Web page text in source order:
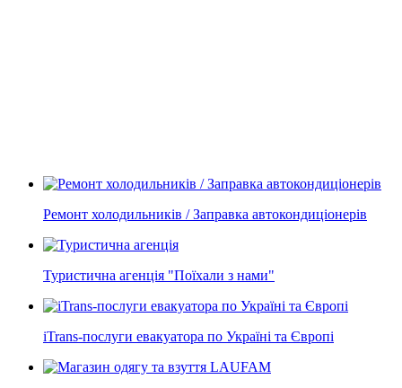
Ремонт холодильників / Заправка автокондиціонерів
Туристична агенція "Поїхали з нами"
iTrans-послуги евакуатора по Україні та Європі